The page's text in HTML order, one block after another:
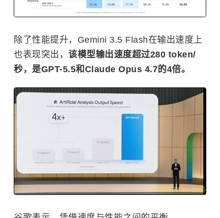
除了性能提升，Gemini 3.5 Flash在输出速度上
也表现突出， 该模型输出速度超过280 token/
秒，是GPT-5.5和Claude Opus 4.7的4倍。